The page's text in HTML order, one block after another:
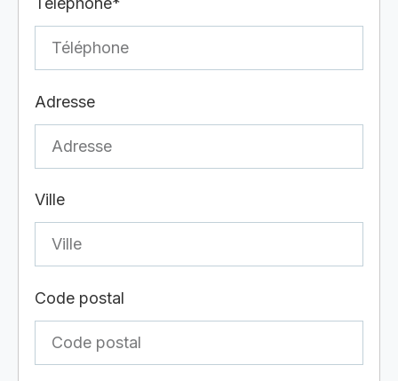
Adresse
Ville
Code postal